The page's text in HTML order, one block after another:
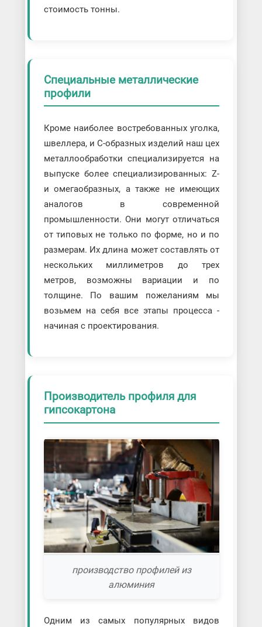
стоимость тонны.
Специальные металлические
профили
Кроме наиболее востребованных уголка,
швеллера, и С-образных изделий наш цех
металлообработки специализируется на
выпуске более специализированных: Z-
и омегаобразных, а также не имеющих
аналогов в современной
промышленности. Они могут отличаться
от типовых не только по форме, но и по
размерам. Их длина может составлять от
нескольких миллиметров до трех
метров, возможны вариации и по
толщине. По вашим пожеланиям мы
возьмем на себя все этапы процесса -
начиная с проектирования.
Производитель профиля для
гипсокартона
производство профилей из
алюминия
Одним из самых популярных видов